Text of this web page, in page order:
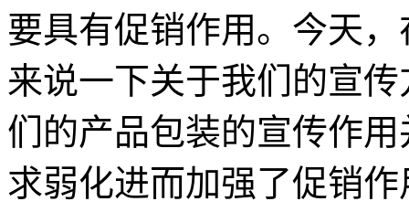
要具有促销作用。今天
来说一下关于我们的宣
们的产品包装的宣传作
求弱化进而加强了促销